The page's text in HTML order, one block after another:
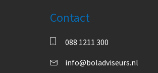
Contact
088 1211 300
info@boladviseurs.nl